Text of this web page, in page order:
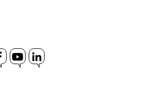
Facebook
YouTube
LinkedIn